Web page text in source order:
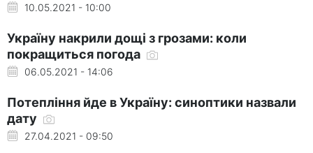
10.05.2021 - 10:00
Україну накрили дощі з грозами: коли
покращиться погода
06.05.2021 - 14:06
Потепління йде в Україну: синоптики назвали
дату
27.04.2021 - 09:50